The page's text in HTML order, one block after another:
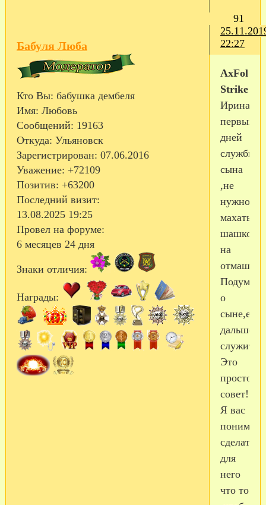
91
22:27
Бабуля Люба
Кто Вы: бабушка дембеля
Имя: Любовь
Сообщений: 19163
Откуда: Ульяновск
Зарегистрирован: 07.06.2016
Уважение: +72109
Позитив: +63200
Последний визит:
13.08.2025 19:25
Провел на форуме:
6 месяцев 24 дня
Знаки отличия:
Награды:
AxFol
Strike
Ирина,с
первых
дней
службы
сына
,не
нужно
махать
шашкой
на
отмашь!!
о
сыне,ему
дальше
служить!!
Это
просто
совет!
Я вас
сделать
для
него
что то